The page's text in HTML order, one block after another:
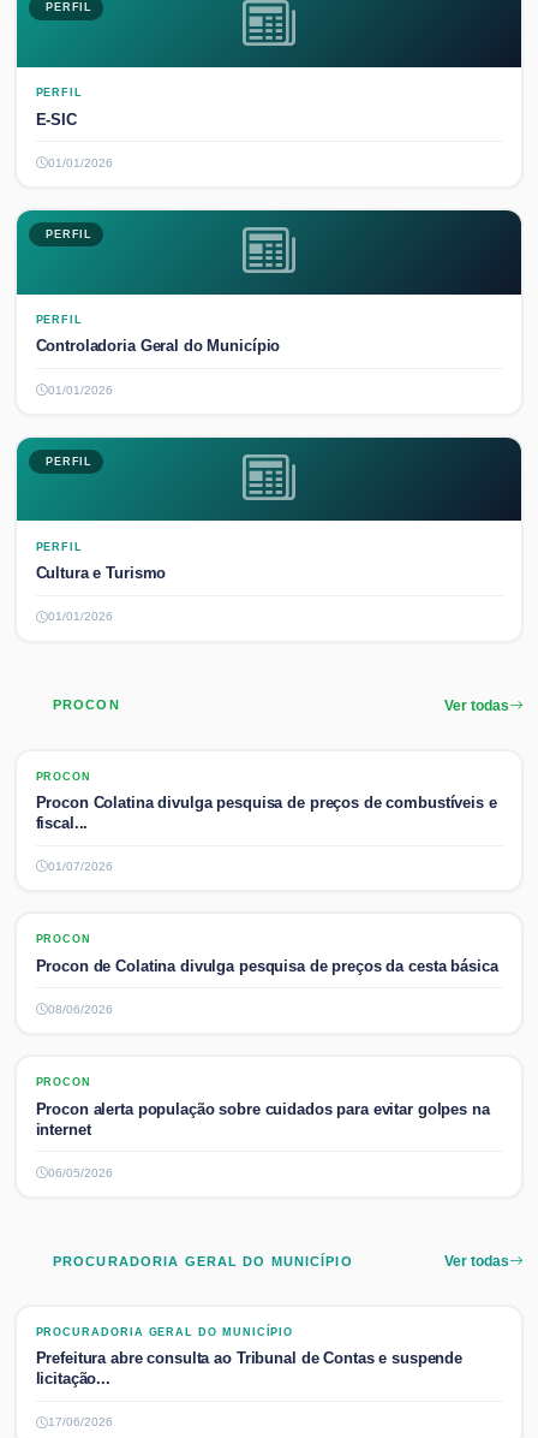
PERFIL
PERFIL
E-SIC
01/01/2026
PERFIL
PERFIL
Controladoria Geral do Município
01/01/2026
PERFIL
PERFIL
Cultura e Turismo
01/01/2026
PROCON Ver todas
PROCON
PROCON
Procon Colatina divulga pesquisa de preços de combustíveis e
fiscal...
01/07/2026
PROCON
PROCON
Procon de Colatina divulga pesquisa de preços da cesta básica
08/06/2026
PROCON
PROCON
Procon alerta população sobre cuidados para evitar golpes na
internet
06/05/2026
PROCURADORIA GERAL DO MUNICÍPIO Ver todas
PROCURADORIA GERAL DO MUNICÍPIO
PROCURADORIA GERAL DO MUNICÍPIO
Prefeitura abre consulta ao Tribunal de Contas e suspende
licitação...
17/06/2026